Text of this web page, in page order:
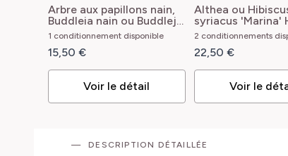
Arbre aux papillons nain,
Buddleia nain ou Buddleja
davidii Nanho Purple
Buddleja x davidii Nanho
Purple
1 conditionnement disponible
15,50 €
Voir le détail
Althea ou
syriacus 'Marina'
syriacus Oiseau
(Marina)
2 conditionnements
22,50 €
Voir le
DESCRIPTION DÉTAILLÉE